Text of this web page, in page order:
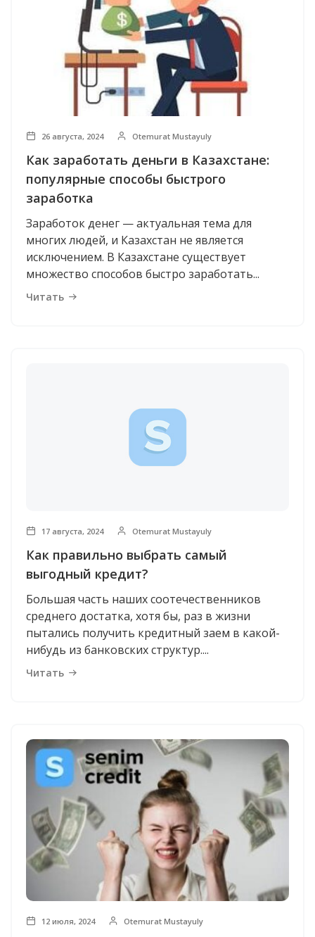
26 августа, 2024 Otemurat Mustayuly
Как заработать деньги в Казахстане:
популярные способы быстрого
заработка
Заработок денег — актуальная тема для
многих людей, и Казахстан не является
исключением. В Казахстане существует
множество способов быстро заработать...
Читать
17 августа, 2024 Otemurat Mustayuly
Как правильно выбрать самый
выгодный кредит?
Большая часть наших соотечественников
среднего достатка, хотя бы, раз в жизни
пытались получить кредитный заем в какой-
нибудь из банковских структур....
Читать
12 июля, 2024 Otemurat Mustayuly